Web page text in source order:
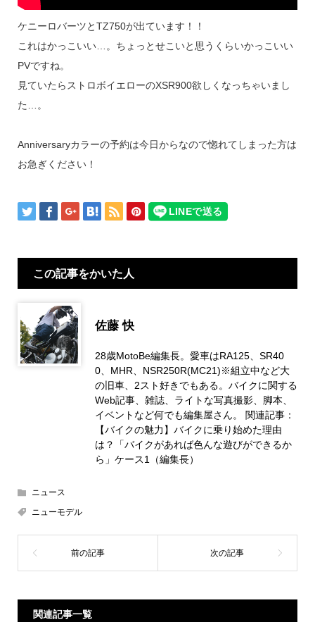
ケニーロバーツとTZ750が出ています！！
これはかっこいい…。ちょっとせこいと思うくらいかっこいい
PVですね。
見ていたらストロボイエローのXSR900欲しくなっちゃいまし
た…。
Anniversaryカラーの予約は今日からなので惚れてしまった方は
お急ぎください！
この記事をかいた人
佐藤 快
28歳MotoBe編集長。愛車はRA125、SR40
0、MHR、NSR250R(MC21)※組立中など大
の旧車、2スト好きでもある。バイクに関する
Web記事、雑誌、ライトな写真撮影、脚本、
イベントなど何でも編集屋さん。 関連記事：
【バイクの魅力】バイクに乗り始めた理由
は？「バイクがあれば色んな遊びができるか
ら」ケース1（編集長）
ニュース
ニューモデル
関連記事一覧